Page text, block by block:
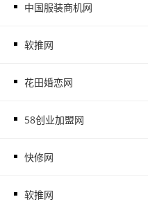
中国服装商机网
软推网
花田婚恋网
58创业加盟网
快修网
软推网